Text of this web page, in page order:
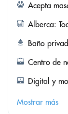
Acepta
Alberca:
Baño
Centro de
Digital y
Mostrar más